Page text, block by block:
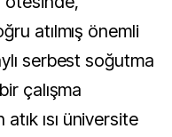
atılmış önemli
serbest soğutma
çalışma
ısı üniversite